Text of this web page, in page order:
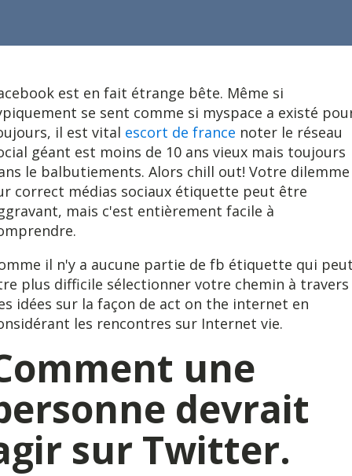
est en fait étrange bête. Même si
se sent comme si myspace a existé
il est vital escort de france noter le réseau
géant est moins de 10 ans vieux mais toujours
le balbutiements. Alors chill out! Votre dilemme
correct médias sociaux étiquette peut être
mais c'est entièrement facile à
il n'y a aucune partie de fb étiquette qui
plus difficile sélectionner votre chemin à travers
idées sur la façon de act on the internet en
les rencontres sur Internet vie.
une
devrait
sur Twitter.